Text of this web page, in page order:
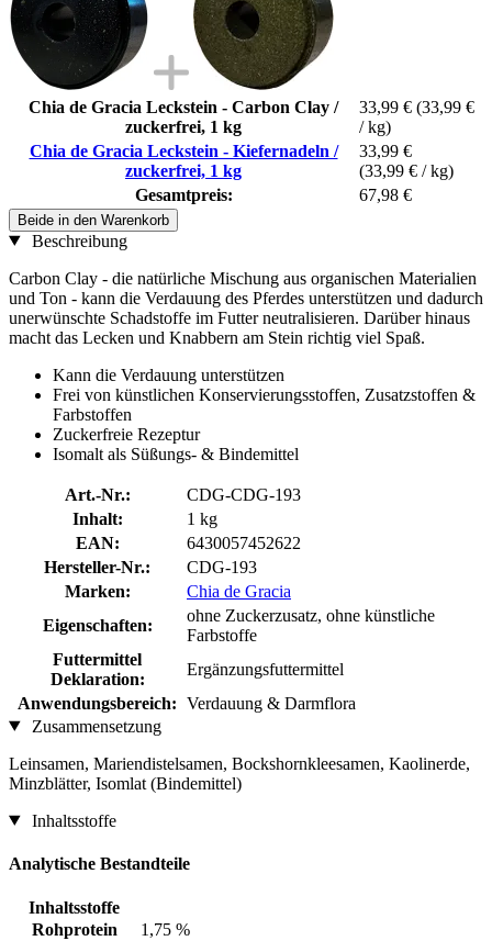
Chia de Gracia Leckstein - Carbon Clay /
zuckerfrei, 1 kg
33,99 € (33,99 €
/ kg)
Chia de Gracia Leckstein - Kiefernadeln /
zuckerfrei, 1 kg
33,99 €
(33,99 € / kg)
Gesamtpreis:
67,98 €
Beide in den Warenkorb
Beschreibung
Carbon Clay - die natürliche Mischung aus organischen Materialien
und Ton - kann die Verdauung des Pferdes unterstützen und dadurch
unerwünschte Schadstoffe im Futter neutralisieren. Darüber hinaus
macht das Lecken und Knabbern am Stein richtig viel Spaß.
Kann die Verdauung unterstützen
Frei von künstlichen Konservierungsstoffen, Zusatzstoffen &
Farbstoffen
Zuckerfreie Rezeptur
Isomalt als Süßungs- & Bindemittel
Art.-Nr.:
CDG-CDG-193
Inhalt:
1 kg
EAN:
6430057452622
Hersteller-Nr.:
CDG-193
Marken:
Chia de Gracia
Eigenschaften:
ohne Zuckerzusatz, ohne künstliche
Farbstoffe
Futtermittel
Deklaration:
Ergänzungsfuttermittel
Anwendungsbereich: Verdauung & Darmflora
Zusammensetzung
Leinsamen, Mariendistelsamen, Bockshornkleesamen, Kaolinerde,
Minzblätter, Isomlat (Bindemittel)
Inhaltsstoffe
Analytische Bestandteile
Inhaltsstoffe
Rohprotein
1,75 %